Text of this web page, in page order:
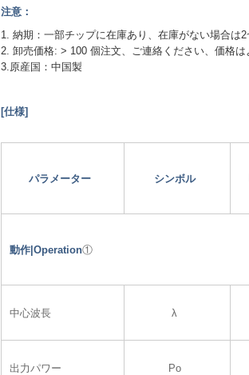
注意：
1. 納期：一部チップに在庫あり、在庫がない場合は
2. 卸売価格: > 100 個注文、ご連絡ください、価格は
3.原産国：中国製
[仕様]
パラメーター シンボル
動作|Operation①
中心波長 λ
出力パワー Po